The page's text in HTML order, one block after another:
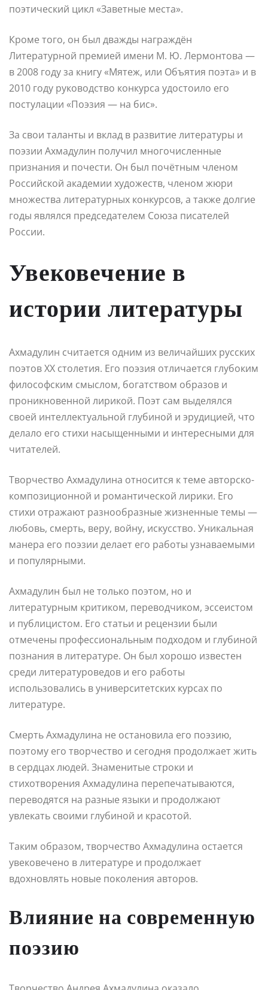
поэтический цикл «Заветные места».
Кроме того, он был дважды награждён
Литературной премией имени М. Ю. Лермонтова —
в 2008 году за книгу «Мятеж, или Объятия поэта» и в
2010 году руководство конкурса удостоило его
постулации «Поэзия — на бис».
За свои таланты и вклад в развитие литературы и
поэзии Ахмадулин получил многочисленные
признания и почести. Он был почётным членом
Российской академии художеств, членом жюри
множества литературных конкурсов, а также долгие
годы являлся председателем Союза писателей
России.
Увековечение в
истории литературы
Ахмадулин считается одним из величайших русских
поэтов XX столетия. Его поэзия отличается глубоким
философским смыслом, богатством образов и
проникновенной лирикой. Поэт сам выделялся
своей интеллектуальной глубиной и эрудицией, что
делало его стихи насыщенными и интересными для
читателей.
Творчество Ахмадулина относится к теме авторско-
композиционной и романтической лирики. Его
стихи отражают разнообразные жизненные темы —
любовь, смерть, веру, войну, искусство. Уникальная
манера его поэзии делает его работы узнаваемыми
и популярными.
Ахмадулин был не только поэтом, но и
литературным критиком, переводчиком, эссеистом
и публицистом. Его статьи и рецензии были
отмечены профессиональным подходом и глубиной
познания в литературе. Он был хорошо известен
среди литературоведов и его работы
использовались в университетских курсах по
литературе.
Смерть Ахмадулина не остановила его поэзию,
поэтому его творчество и сегодня продолжает жить
в сердцах людей. Знаменитые строки и
стихотворения Ахмадулина перепечатываются,
переводятся на разные языки и продолжают
увлекать своими глубиной и красотой.
Таким образом, творчество Ахмадулина остается
увековечено в литературе и продолжает
вдохновлять новые поколения авторов.
Влияние на современную
поэзию